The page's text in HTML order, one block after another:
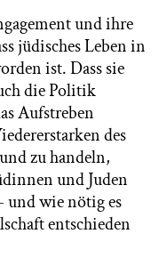
und ihre
jüdisches Leben in
ist. Dass sie
die Politik
Aufstreben
des
zu handeln,
und Juden
und wie nötig es
entschieden